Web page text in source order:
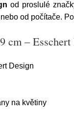
od proslulé
od počítače.
cm –
Design
na květiny